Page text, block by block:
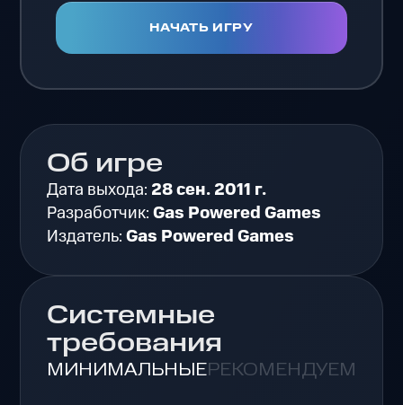
НАЧАТЬ ИГРУ
Об игре
Дата выхода: 28 сен. 2011 г.
Разработчик:Gas Powered Games
Издатель:Gas Powered Games
Системные
требования
МИНИМАЛЬНЫЕРЕКОМЕНДУЕМЫЕ